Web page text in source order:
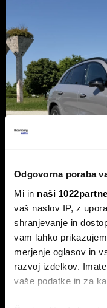
Odgovorna poraba
Mi in naši
vaš naslov IP, z
shranjevanje in
vam lahko
merjenje oglasov in
razvoj izdelkov.
vaše podatke in za
Novi
preboj?
Petična znamka iz
napoveduje oster